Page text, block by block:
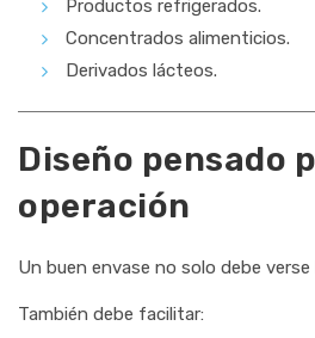
Productos refrigerados.
Concentrados alimenticios.
Derivados lácteos.
Diseño pensado
operación
Un buen envase no solo debe verse
También debe facilitar: